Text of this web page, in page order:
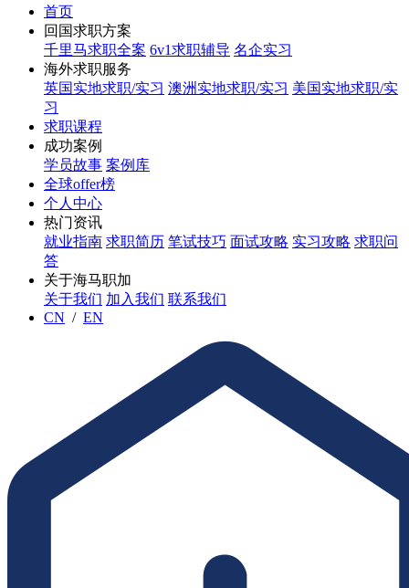
首页
回国求职方案
千里马求职全案 6v1求职辅导 名企实习
海外求职服务
英国实地求职/实习 澳洲实地求职/实习 美国实地求职/实
习
求职课程
成功案例
学员故事 案例库
全球offer榜
个人中心
热门资讯
就业指南 求职简历 笔试技巧 面试攻略 实习攻略 求职问
答
关于海马职加
关于我们 加入我们 联系我们
CN / EN